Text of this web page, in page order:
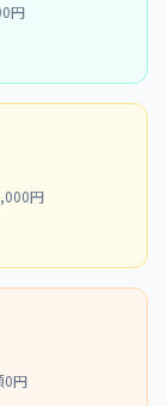
円
円
0円